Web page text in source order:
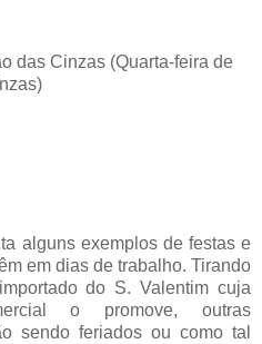
das Cinzas (Quarta-feira de
alguns exemplos de festas e
em dias de trabalho. Tirando
do S. Valentim cuja
o promove, outras
sendo feriados ou como tal